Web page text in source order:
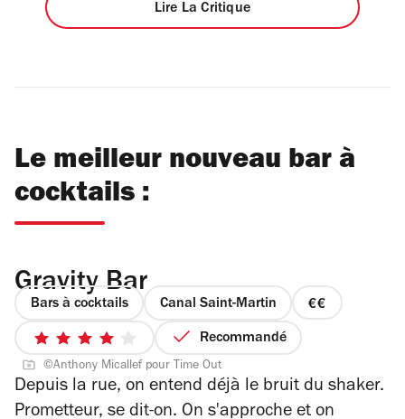
Lire La Critique
Le meilleur nouveau bar à
cocktails :
Gravity Bar
Bars à cocktails Canal Saint-Martin
prix
4
sur
5
étoiles
Recommandé
©Anthony Micallef pour Time Out
Depuis la rue, on entend déjà le bruit du shaker.
Prometteur, se dit-on. On s'approche et on